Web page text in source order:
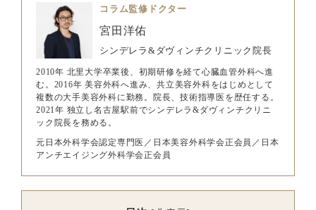
コラム監修ドクター
宮田洋佑
シンデレラ&ダヴィンチクリニック院長
2010年 北里大学卒業後、初期研修を経て心臓血管外科へ進
む。2016年 美容外科へ進み、共立美容外科をはじめとして
複数の大手美容外科に勤務。院長、技術指導医を歴任する。
2021年 独立し名古屋駅前でシンデレラ&ダヴィンチクリニ
ック院長を務める。
元日本外科学会認定専門医／日本美容外科学会正会員／日本
アンチエイジング外科学会正会員